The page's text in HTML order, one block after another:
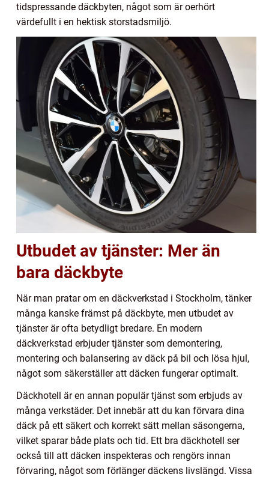
tidspressande däckbyten, något som är oerhört
värdefullt i en hektisk storstadsmiljö.
Utbudet av tjänster: Mer än
bara däckbyte
När man pratar om en däckverkstad i Stockholm, tänker
många kanske främst på däckbyte, men utbudet av
tjänster är ofta betydligt bredare. En modern
däckverkstad erbjuder tjänster som demontering,
montering och balansering av däck på bil och lösa hjul,
något som säkerställer att däcken fungerar optimalt.
Däckhotell är en annan populär tjänst som erbjuds av
många verkstäder. Det innebär att du kan förvara dina
däck på ett säkert och korrekt sätt mellan säsongerna,
vilket sparar både plats och tid. Ett bra däckhotell ser
också till att däcken inspekteras och rengörs innan
förvaring, något som förlänger däckens livslängd. Vissa